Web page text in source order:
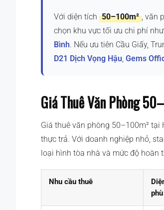
Với diện tích 50–100m² , văn
chọn khu vực tối ưu chi phí
Bình. Nếu ưu tiên Cầu Giấy,
D21 Dịch Vọng Hậu, Gems
Giá Thuê Văn Phòng
Giá thuê văn phòng 50–100m²
thực trả. Với doanh nghiệp nhỏ,
loại hình tòa nhà và mức độ hoàn
Nhu cầu thuê